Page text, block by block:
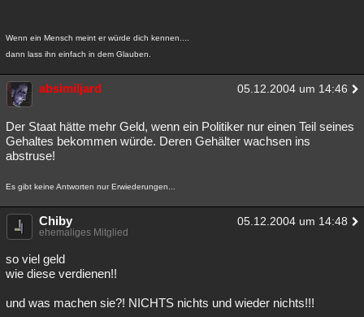
Wenn ein Mensch meint er würde dich kennen....
dann lass ihn einfach in dem Glauben.
absimiljard 05.12.2004 um 14:46
Der Staat hätte mehr Geld, wenn ein Politiker nur einen Teil seines
Gehaltes bekommen würde. Deren Gehälter wachsen ins
abstruse!
Es gibt keine Antworten nur Erwiederungen...
Chiby 05.12.2004 um 14:48
ehemaliges Mitglied
so viel geld
wie diese verdienen!!
und was machen sie?! NICHTS nichts und wieder nichts!!!